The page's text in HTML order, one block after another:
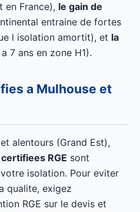
en France), le gain de
entraine de fortes
l isolation amortit), et la
7 ans en zone H1).
a Mulhouse et
alentours (Grand Est),
RGE sont
isolation. Pour eviter
qualite, exigez
RGE sur le devis et